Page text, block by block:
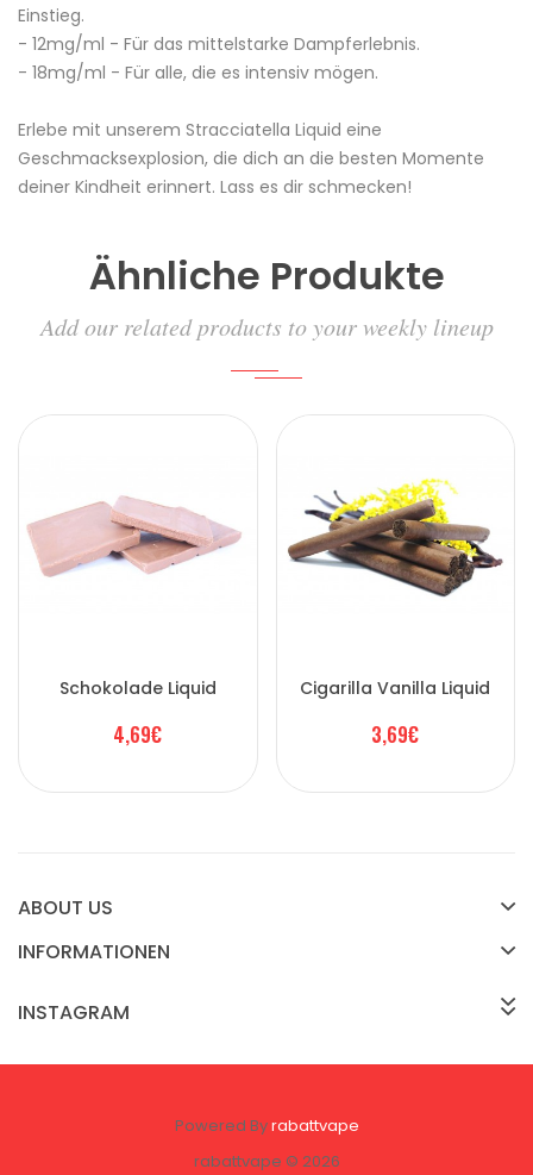
Einstieg.
- 12mg/ml - Für das mittelstarke Dampferlebnis.
- 18mg/ml - Für alle, die es intensiv mögen.
Erlebe mit unserem Stracciatella Liquid eine
Geschmacksexplosion, die dich an die besten Momente
deiner Kindheit erinnert. Lass es dir schmecken!
Ähnliche Produkte
Add our related products to your weekly lineup
Schokolade Liquid
4,69€
Cigarilla Vanilla Liquid
3,69€
ABOUT US
INFORMATIONEN
INSTAGRAM
Powered Byrabattvape
rabattvape © 2026